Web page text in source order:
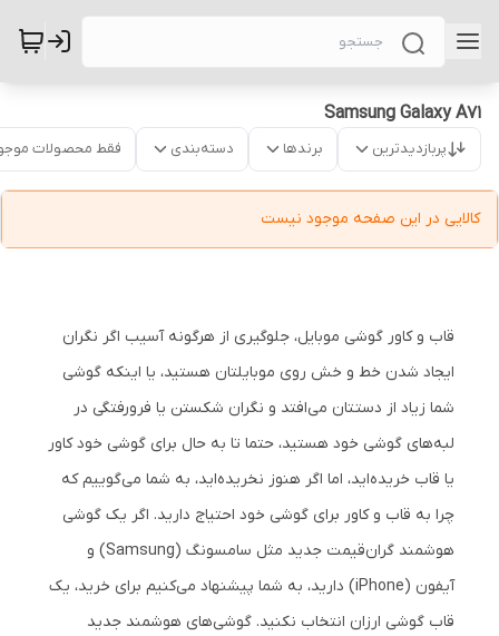
Samsung Galaxy A71
پربازدیدترین برندها دسته‌بندی فقط محصولات
کالایی در این صفحه موجود نیست
قاب و کاور گوشی موبایل، جلوگیری از هرگونه آسیب اگر نگران
ایجاد شدن خط و خش روی موبایلتان هستید، یا اینکه گوشی
شما زیاد از دستتان می‌افتد و نگران شکستن یا فرورفتگی در
لبه‌های گوشی خود هستید، حتما تا به حال برای گوشی خود کاور
یا قاب خریده‌اید، اما اگر هنوز نخریده‌اید، به شما می‌گوییم که
چرا به قاب و کاور برای گوشی خود احتیاج دارید. اگر یک گوشی
هوشمند گران‌قیمت جدید مثل سامسونگ (Samsung) و
آیفون (iPhone) دارید، به شما پیشنهاد می‌کنیم برای خرید، یک
قاب گوشی ارزان انتخاب نکنید. گوشی‌های هوشمند جدید